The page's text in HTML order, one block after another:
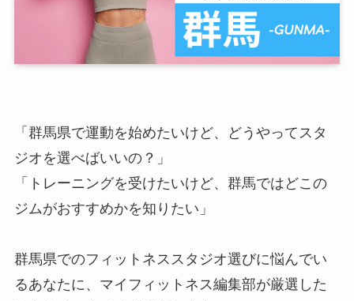
「群馬県で運動を始めたいけど、どうやってスタ
ジオを選べばいいの？」
「トレーニングを受けたいけど、群馬ではどこの
ジムがおすすめかを知りたい」
群馬県でのフィットネススタジオ選びに悩んでい
るあなたに、マイフィットネス編集部が厳選した